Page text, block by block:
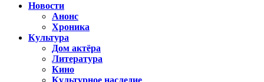
Новости
Анонс
Хроника
Культура
Дом актёра
Литература
Кино